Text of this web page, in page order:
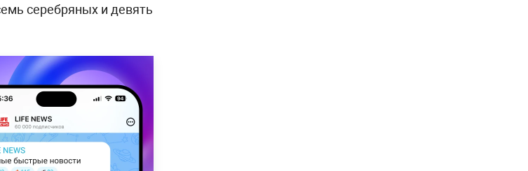
серебряных и девять